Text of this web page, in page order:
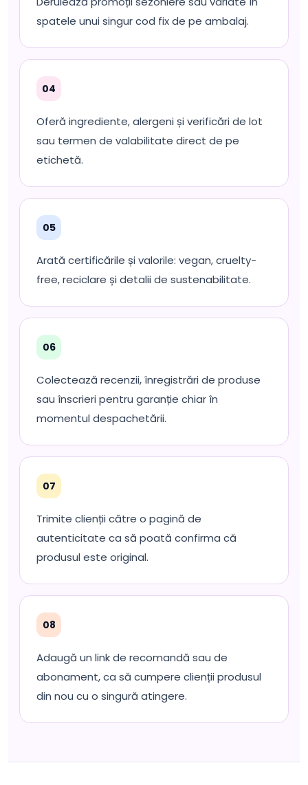
spatele unui singur cod fix de pe ambalaj.
04
Oferă ingrediente, alergeni și verificări de lot
sau termen de valabilitate direct de pe
etichetă.
05
Arată certificările și valorile: vegan, cruelty-
free, reciclare și detalii de sustenabilitate.
06
Colectează recenzii, înregistrări de produse
sau înscrieri pentru garanție chiar în
momentul despachetării.
07
Trimite clienții către o pagină de
autenticitate ca să poată confirma că
produsul este original.
08
Adaugă un link de recomandă sau de
abonament, ca să cumpere clienții produsul
din nou cu o singură atingere.